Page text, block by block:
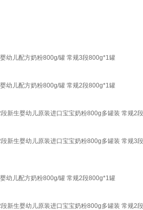
幼儿配方奶粉800g/罐 常规3段800g*1罐
幼儿配方奶粉800g/罐 常规2段800g*1罐
新生婴幼儿原装进口宝宝奶粉800g多罐装 常规2
新生婴幼儿原装进口宝宝奶粉800g多罐装 常规3
幼儿配方奶粉800g/罐 常规2段800g*1罐
新生婴幼儿原装进口宝宝奶粉800g多罐装 常规2